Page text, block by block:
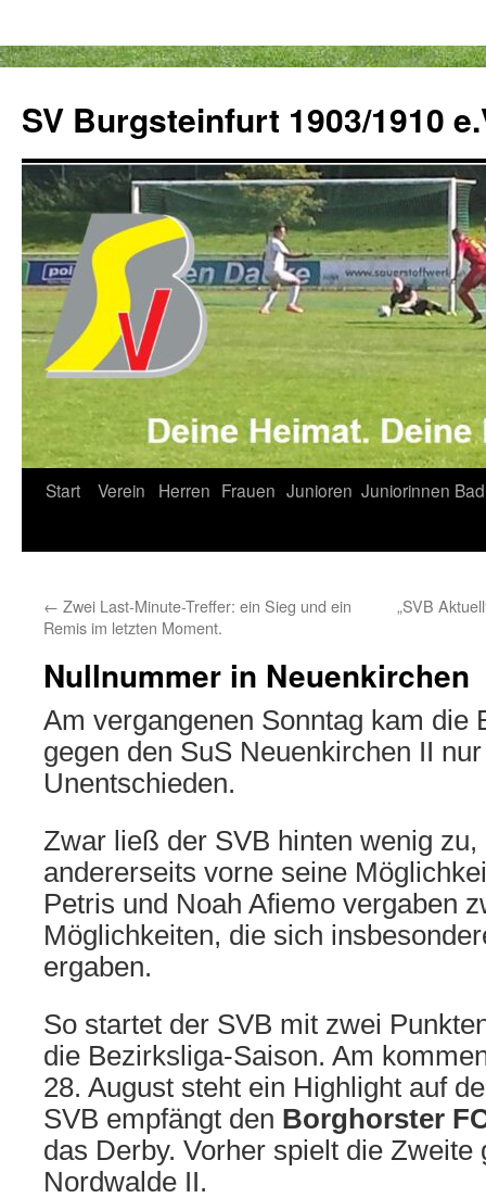
springen
SV Burgsteinfurt 1903/1910
Start Verein Herren Frauen Junioren Juniorinnen
← Zwei Last-Minute-Treffer: ein Sieg und ein
Remis im letzten Moment.
„SVB
Nullnummer in Neuenkirchen
Am vergangenen Sonntag kam die
gegen den SuS Neuenkirchen II
Unentschieden.
Zwar ließ der SVB hinten wenig zu,
andererseits vorne seine
Petris und Noah Afiemo vergaben
Möglichkeiten, die sich
ergaben.
So startet der SVB mit zwei
die Bezirksliga-Saison. Am
28. August steht ein Highlight auf
SVB empfängt den Borghorster
das Derby. Vorher spielt die Zweite
Nordwalde II.